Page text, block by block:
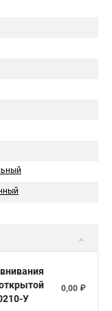
У
0,00 ₽